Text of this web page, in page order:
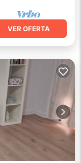
VER OFERTA